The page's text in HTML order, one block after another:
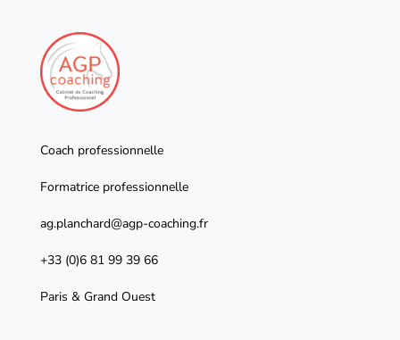
Coach professionnelle
Formatrice professionnelle
ag.planchard@agp-coaching.fr
+33 (0)6 81 99 39 66
Paris & Grand Ouest